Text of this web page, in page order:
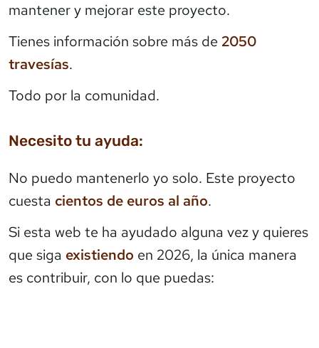
mantener y mejorar este proyecto.
Tienes información sobre más de 2050
travesías.
Todo por la comunidad.
Necesito tu ayuda:
No puedo mantenerlo yo solo. Este proyecto
cuesta cientos de euros al año.
Si esta web te ha ayudado alguna vez y quieres
que siga existiendo en 2026, la única manera
es contribuir, con lo que puedas: